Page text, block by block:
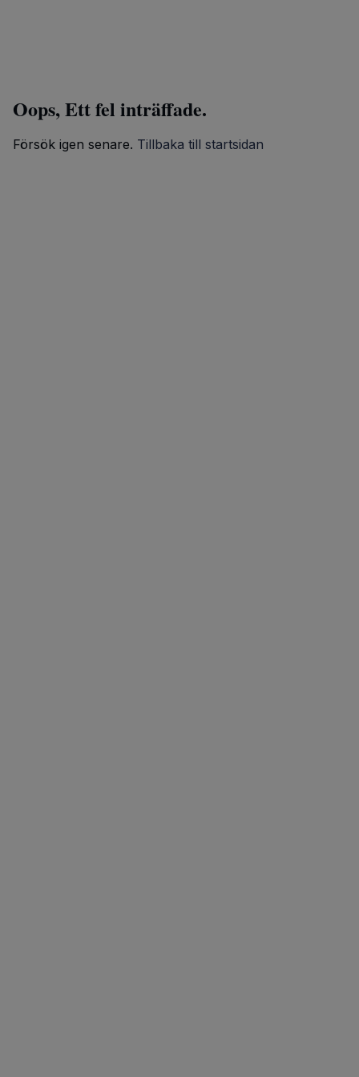
Oops, Ett fel inträffade.
Försök igen senare. Tillbaka till startsidan